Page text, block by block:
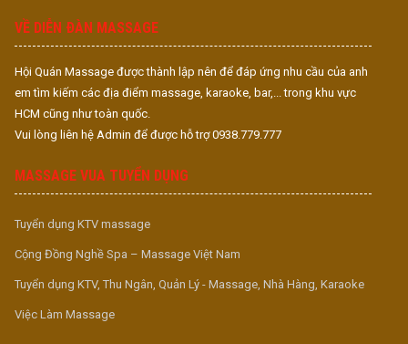
VỀ DIỄN ĐÀN MASSAGE
Hội Quán Massage được thành lập nên để đáp ứng nhu cầu của anh
em tìm kiếm các địa điểm massage, karaoke, bar,... trong khu vực
HCM cũng như toàn quốc.
Vui lòng liên hệ Admin để được hỗ trợ 0938.779.777
MASSAGE VUA TUYỂN DỤNG
Tuyển dụng KTV massage
Cộng Đồng Nghề Spa – Massage Việt Nam
Tuyển dụng KTV, Thu Ngân, Quản Lý - Massage, Nhà Hàng, Karaoke
Việc Làm Massage